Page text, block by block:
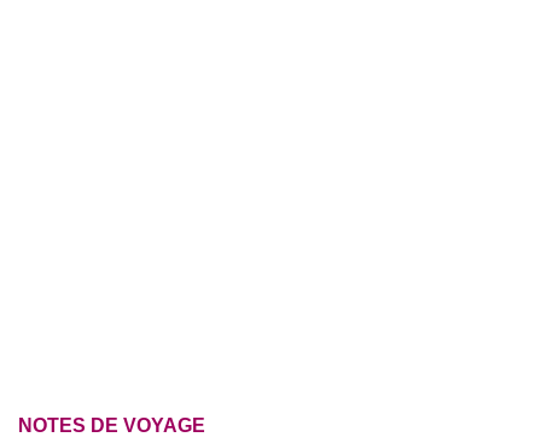
NOTES DE VOYAGE